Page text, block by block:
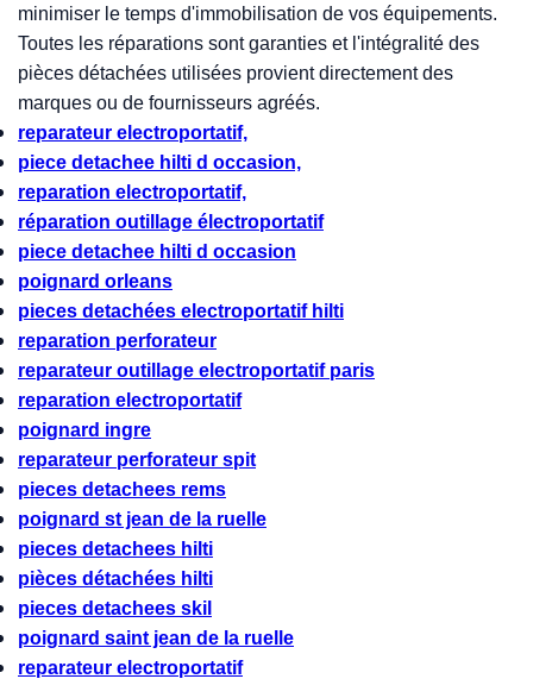
minimiser le temps d'immobilisation de vos équipements.
Toutes les réparations sont garanties et l'intégralité des
pièces détachées utilisées provient directement des
marques ou de fournisseurs agréés.
reparateur electroportatif,
piece detachee hilti d occasion,
reparation electroportatif,
réparation outillage électroportatif
piece detachee hilti d occasion
poignard orleans
pieces detachées electroportatif hilti
reparation perforateur
reparateur outillage electroportatif paris
reparation electroportatif
poignard ingre
reparateur perforateur spit
pieces detachees rems
poignard st jean de la ruelle
pieces detachees hilti
pièces détachées hilti
pieces detachees skil
poignard saint jean de la ruelle
reparateur electroportatif